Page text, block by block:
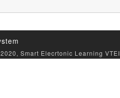
Smart Elecrtonic Learning VTEI